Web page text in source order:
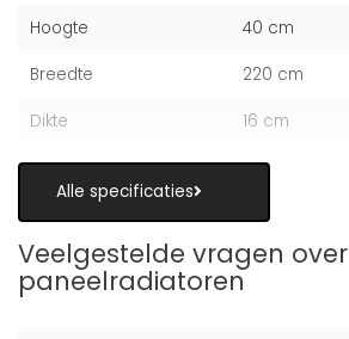
Hoogte 40 cm
Breedte 220 cm
Dikte 16 cm
Alle specificaties
Veelgestelde vragen over
paneelradiatoren